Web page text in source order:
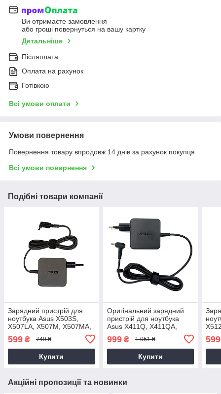
Ви отримаєте замовлення
або гроші повернуться на вашу картку
Детальніше
Післяплата
Оплата на рахунок
Готівкою
Всі умови оплати
Умови повернення
Повернення товару впродовж 14 днів за рахунок покупця
Всі умови повернення
Подібні товари компанії
Зарядний пристрій для
ноутбука Asus X503S,
X507LA, X507M, X507MA,
X507U, X507UA, X507UB,
X507UF
599 ₴ 749 ₴
Купити
Оригінальний зарядний
пристрій для ноутбука
Asus X411Q, X411QA,
X411U, X411UA, X411UF,
X411UN, X411UQ
999₴ 1 051 ₴
Купити
599
Акційні пропозиції та новинки